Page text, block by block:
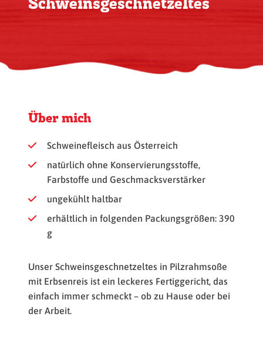
Schweinsgeschnetzeltes
Über mich
Schweinefleisch aus Österreich
natürlich ohne Konservierungsstoffe,
Farbstoffe und Geschmacksverstärker
ungekühlt haltbar
erhältlich in folgenden Packungsgrößen: 390
g
Unser Schweinsgeschnetzeltes in Pilzrahmsoße
mit Erbsenreis ist ein leckeres Fertiggericht, das
einfach immer schmeckt – ob zu Hause oder bei
der Arbeit.